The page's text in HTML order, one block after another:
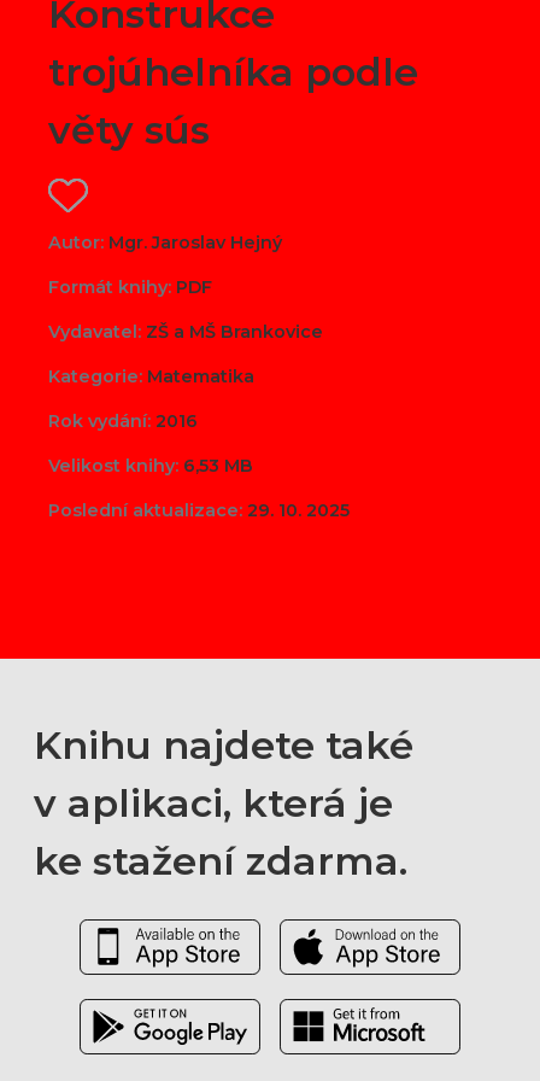
Konstrukce
trojúhelníka podle
věty sús
Autor: Mgr. Jaroslav Hejný
Formát knihy: PDF
Vydavatel: ZŠ a MŠ Brankovice
Kategorie: Matematika
Rok vydání: 2016
Velikost knihy: 6,53 MB
Poslední aktualizace: 29. 10. 2025
Knihu najdete také
v aplikaci, která je
ke stažení zdarma.